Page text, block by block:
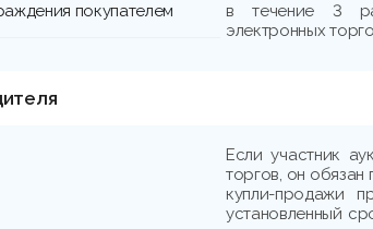
покупателем
в течение 3
электронных
Если участник
торгов, он обязан
купли-продажи
установленный